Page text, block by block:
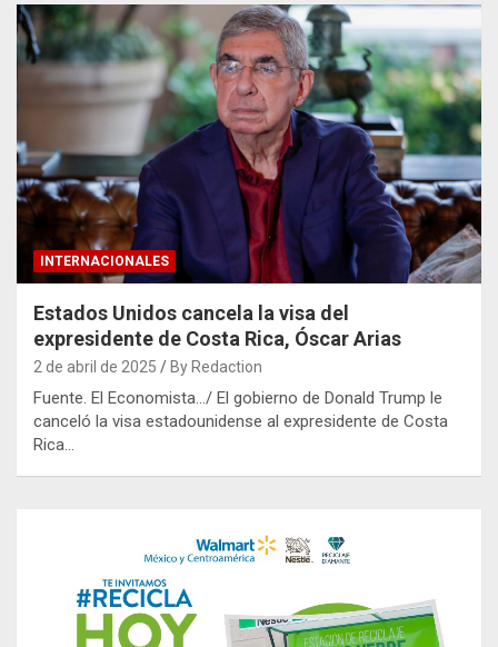
INTERNACIONALES
Estados Unidos cancela la visa del
expresidente de Costa Rica, Óscar Arias
2 de abril de 2025 By Redaction
Fuente. El Economista…/ El gobierno de Donald Trump le
canceló la visa estadounidense al expresidente de Costa
Rica…